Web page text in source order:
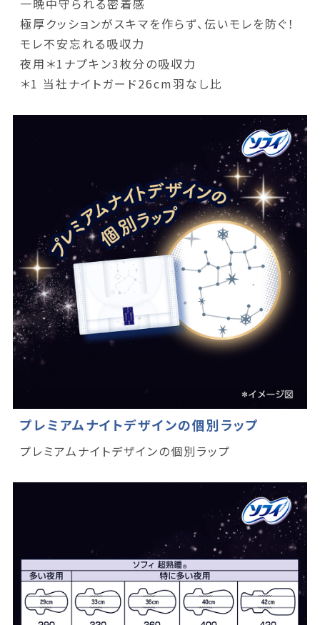
一晩中守られる密着感
極厚クッションがスキマを作らず、伝いモレを防ぐ！
モレ不安忘れる吸収力
夜用＊1ナプキン3枚分の吸収力
＊1 当社ナイトガード26cm羽なし比
プレミアムナイトデザインの個別ラップ
プレミアムナイトデザインの個別ラップ